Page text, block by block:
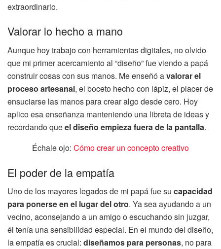
extraordinario.
Valorar lo hecho a mano
Aunque hoy trabajo con herramientas digitales, no olvido
que mi primer acercamiento al “diseño” fue viendo a papá
construir cosas con sus manos. Me enseñó avalorar el
proceso artesanal, el boceto hecho con lápiz, el placer de
ensuciarse las manos para crear algo desde cero. Hoy
aplico esa enseñanza manteniendo una libreta de ideas y
recordando queel diseño empieza fuera de la pantalla.
Échale ojo: Cómo crear un concepto creativo
El poder de la empatía
Uno de los mayores legados de mi papá fue su capacidad
para ponerse en el lugar del otro. Ya sea ayudando a un
vecino, aconsejando a un amigo o escuchando sin juzgar,
él tenía una sensibilidad especial. En el mundo del diseño,
la empatía es crucial: diseñamos para personas, no para